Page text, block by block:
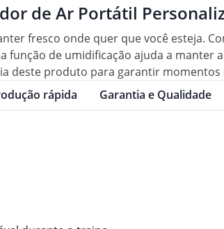
de Ar Portátil
fresco onde quer que você esteja.
função de umidificação ajuda a
deste produto para garantir
rápida Garantia e Qualidade